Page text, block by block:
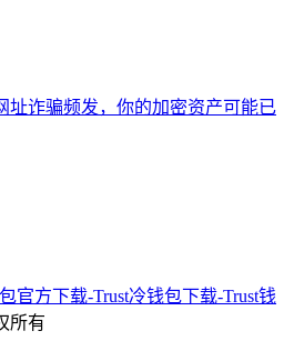
址诈骗频发，你的加密资产可能已
官方下载-Trust冷钱包下载-Trust钱
所有